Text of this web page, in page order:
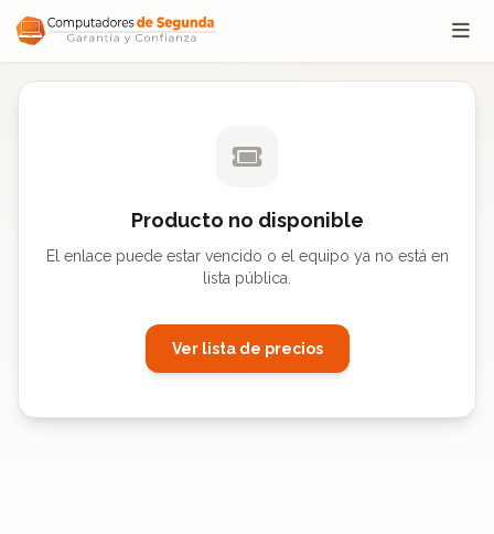
Saltar al contenido
Producto no disponible
El enlace puede estar vencido o el equipo ya no está en
lista pública.
Ver lista de precios